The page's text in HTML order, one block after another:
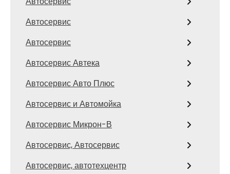
Автосервис
Автосервис
Автосервис Автека
Автосервис Авто Плюс
Автосервис и Автомойка
Автосервис Микрон-В
Автосервис, Автосервис
Автосервис, автотехцентр